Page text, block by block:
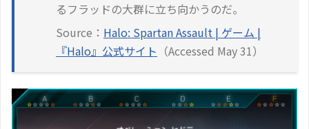
るフラッドの大群に立ち向かうのだ。
Source： Halo: Spartan Assault | ゲーム |
『Halo』公式サイト （Accessed May 31）